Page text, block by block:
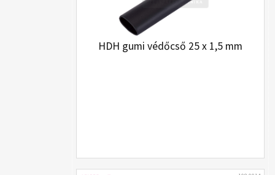
HDH gumi védőcső 25 x 1,5 mm